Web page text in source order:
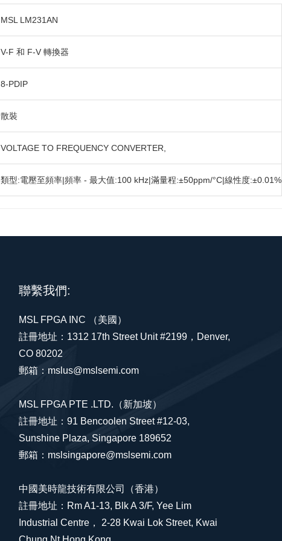
MSL LM231AN
V-F 和 F-V 轉換器
8-PDIP
散裝
VOLTAGE TO FREQUENCY CONVERTER,
類型:電壓至頻率|頻率 - 最大值:100 kHz|滿量程:±50ppm/°C|線性度:±0.01%
聯繫我們:
MSL FPGA INC （美國）
註冊地址：1312 17th Street Unit #2199，Denver,
CO 80202
郵箱：mslus@mslsemi.com
MSL FPGA PTE .LTD.（新加坡）
註冊地址：91 Bencoolen Street #12-03,
Sunshine Plaza, Singapore 189652
郵箱：mslsingapore@mslsemi.com
中國美時龍技術有限公司（香港）
註冊地址：Rm A1-13, Blk A 3/F, Yee Lim
Industrial Centre， 2-28 Kwai Lok Street, Kwai